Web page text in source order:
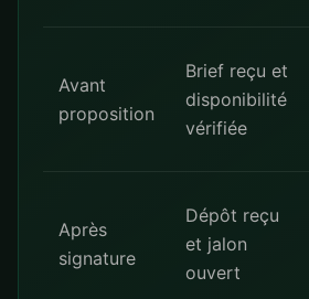
Avant
proposition
Brief reçu et
disponibilité
vérifiée
Après
signature
Dépôt reçu
et jalon
ouvert